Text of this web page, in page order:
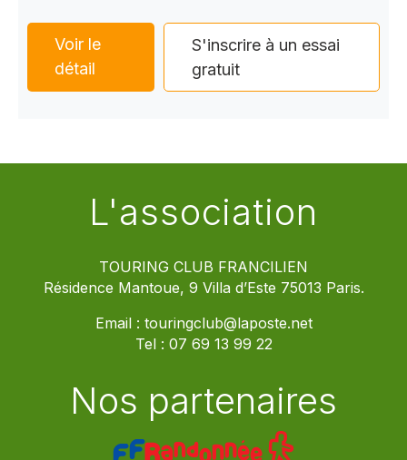
Voir le
détail
S'inscrire à un essai
gratuit
L'association
TOURING CLUB FRANCILIEN
Résidence Mantoue, 9 Villa d’Este 75013 Paris.
Email : touringclub@laposte.net
Tel : 07 69 13 99 22
Nos partenaires